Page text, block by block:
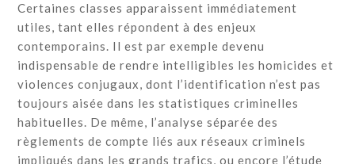
Certaines classes apparaissent immédiatement
utiles, tant elles répondent à des enjeux
contemporains. Il est par exemple devenu
indispensable de rendre intelligibles les homicides et
violences conjugaux, dont l’identification n’est pas
toujours aisée dans les statistiques criminelles
habituelles. De même, l’analyse séparée des
règlements de compte liés aux réseaux criminels
impliqués dans les grands trafics, ou encore l’étude